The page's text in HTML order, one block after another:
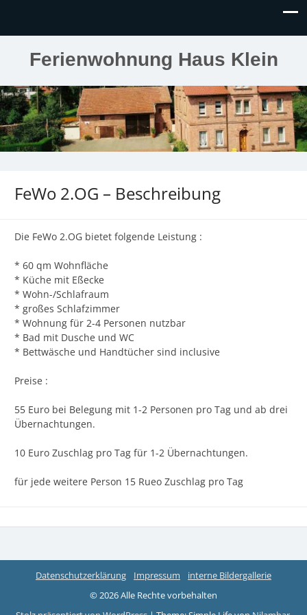
Ferienwohnung Haus Klein
FeWo 2.OG – Beschreibung
Die FeWo 2.OG bietet folgende Leistung :
* 60 qm Wohnfläche
* Küche mit Eßecke
* Wohn-/Schlafraum
* großes Schlafzimmer
* Wohnung für 2-4 Personen nutzbar
* Bad mit Dusche und WC
* Bettwäsche und Handtücher sind inclusive
Preise :
55 Euro bei Belegung mit 1-2 Personen pro Tag und ab drei
Übernachtungen.
10 Euro Zuschlag pro Tag für 1-2 Übernachtungen.
für jede weitere Person 15 Rueo Zuschlag pro Tag
Datenschutzerklärung Impressum
interne Bildergallerie
© 2026 Alle Rechte vorbehalten